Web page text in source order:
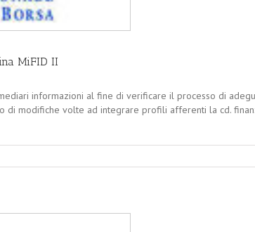
MiFID II
informazioni al fine di verificare il processo di
modifiche volte ad integrare profili afferenti la cd.